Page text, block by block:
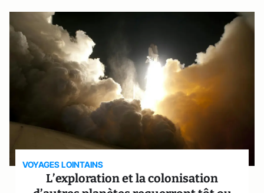
VOYAGES LOINTAINS
L’exploration et la colonisation